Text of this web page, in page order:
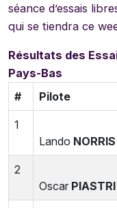
séance d’essais
qui se tiendra ce
Résultats des
Pays-Bas
#
Pilote
1
Lando NORRIS
2
Oscar PIASTRI